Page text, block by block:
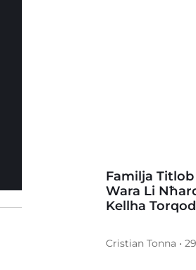
Familja
Wara Li
Kellha
Cristian Tonna •